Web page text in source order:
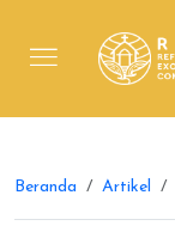
Beranda Artikel